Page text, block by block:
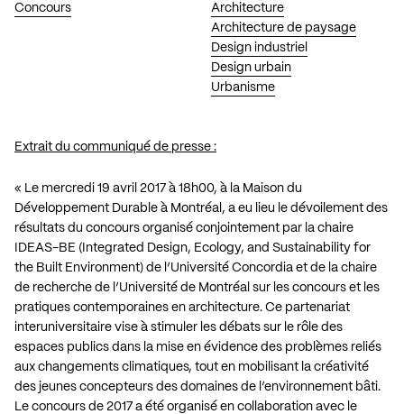
Concours
Architecture
Architecture de paysage
Design industriel
Design urbain
Urbanisme
Extrait du communiqué de presse :
« Le mercredi 19 avril 2017 à 18h00, à la Maison du
Développement Durable à Montréal, a eu lieu le dévoilement des
résultats du concours organisé conjointement par la chaire
IDEAS-BE (Integrated Design, Ecology, and Sustainability for
the Built Environment) de l’Université Concordia et de la chaire
de recherche de l’Université de Montréal sur les concours et les
pratiques contemporaines en architecture. Ce partenariat
interuniversitaire vise à stimuler les débats sur le rôle des
espaces publics dans la mise en évidence des problèmes reliés
aux changements climatiques, tout en mobilisant la créativité
des jeunes concepteurs des domaines de l’environnement bâti.
Le concours de 2017 a été organisé en collaboration avec le